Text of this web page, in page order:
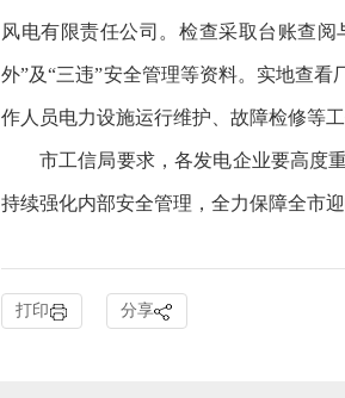
风电有限责任公司。检查采取台账查
外”及“三违”安全管理等资料。实地查
作人员电力设施运行维护、故障检修等
市工信局要求，各发电企业要高度
持续强化内部安全管理，全力保障全市
打印 分享